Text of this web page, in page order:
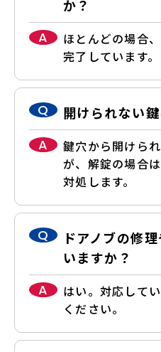
か？
A
ほとんどの場合
完了しています。
Q 開けられない
A
鍵穴から開けら
が、解錠の場合
対処します。
Q
ドアノブの修
いますか？
A
はい。対応して
ください。